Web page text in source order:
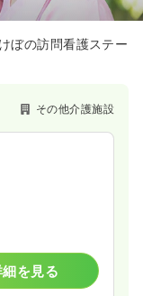
ぼの訪問看護ステー
その他介護施設
細を見る